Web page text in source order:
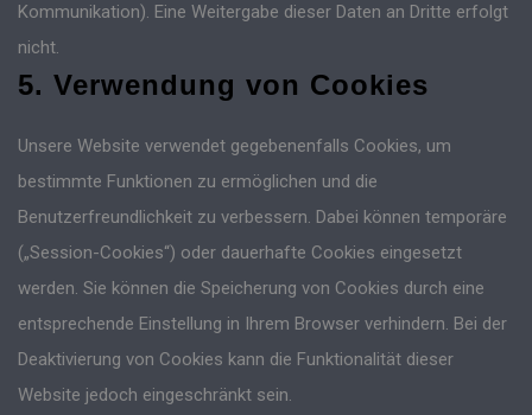
Kommunikation). Eine Weitergabe dieser Daten an Dritte erfolgt
nicht.
5. Verwendung von Cookies
Unsere Website verwendet gegebenenfalls Cookies, um
bestimmte Funktionen zu ermöglichen und die
Benutzerfreundlichkeit zu verbessern. Dabei können temporäre
(„Session-Cookies“) oder dauerhafte Cookies eingesetzt
werden. Sie können die Speicherung von Cookies durch eine
entsprechende Einstellung in Ihrem Browser verhindern. Bei der
Deaktivierung von Cookies kann die Funktionalität dieser
Website jedoch eingeschränkt sein.